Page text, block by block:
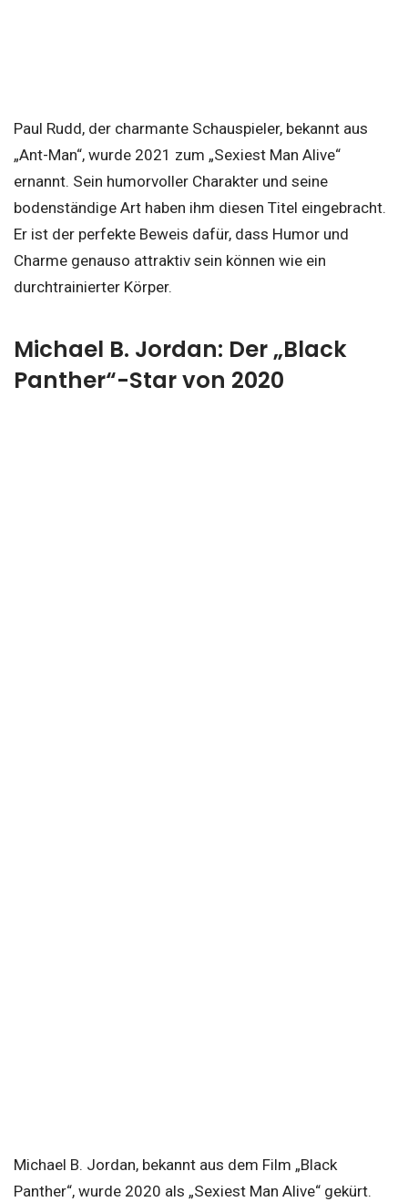
Paul Rudd, der charmante Schauspieler, bekannt aus
„Ant-Man“, wurde 2021 zum „Sexiest Man Alive“
ernannt. Sein humorvoller Charakter und seine
bodenständige Art haben ihm diesen Titel eingebracht.
Er ist der perfekte Beweis dafür, dass Humor und
Charme genauso attraktiv sein können wie ein
durchtrainierter Körper.
Michael B. Jordan: Der „Black
Panther“-Star von 2020
Michael B. Jordan, bekannt aus dem Film „Black
Panther“, wurde 2020 als „Sexiest Man Alive“ gekürt.